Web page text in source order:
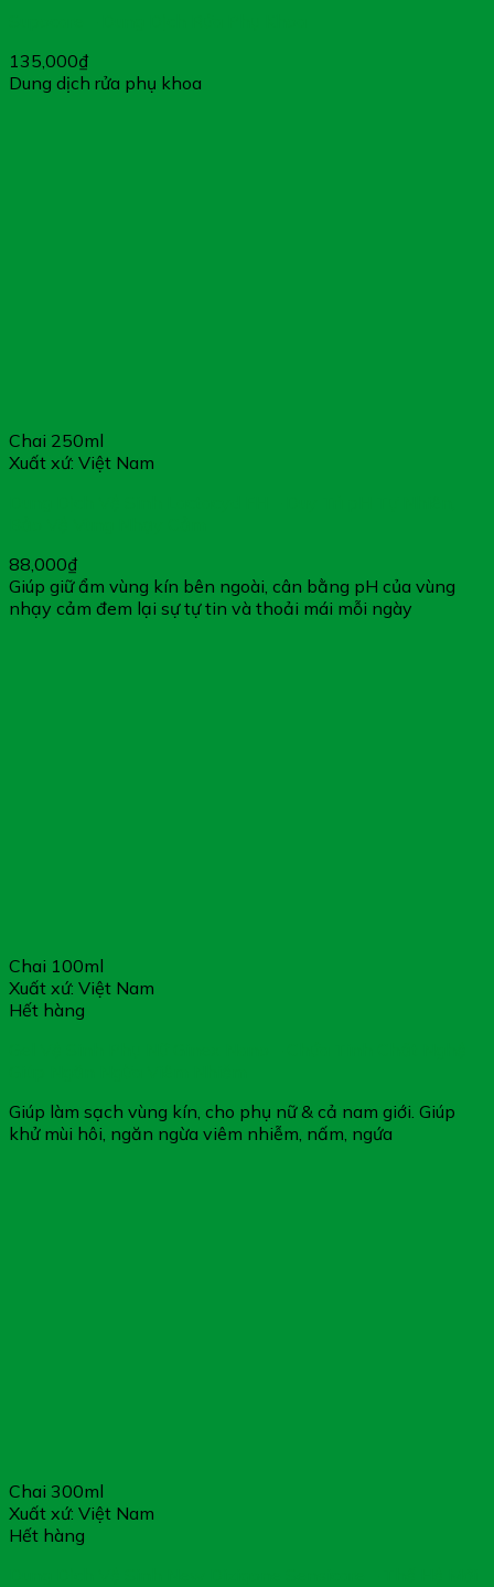
135,000₫
Dung dịch rửa phụ khoa
Chai 250ml
Xuất xứ: Việt Nam
88,000₫
Giúp giữ ẩm vùng kín bên ngoài, cân bằng pH của vùng
nhạy cảm đem lại sự tự tin và thoải mái mỗi ngày
Chai 100ml
Xuất xứ: Việt Nam
Hết hàng
Giúp làm sạch vùng kín, cho phụ nữ & cả nam giới. Giúp
khử mùi hôi, ngăn ngừa viêm nhiễm, nấm, ngứa
Chai 300ml
Xuất xứ: Việt Nam
Hết hàng